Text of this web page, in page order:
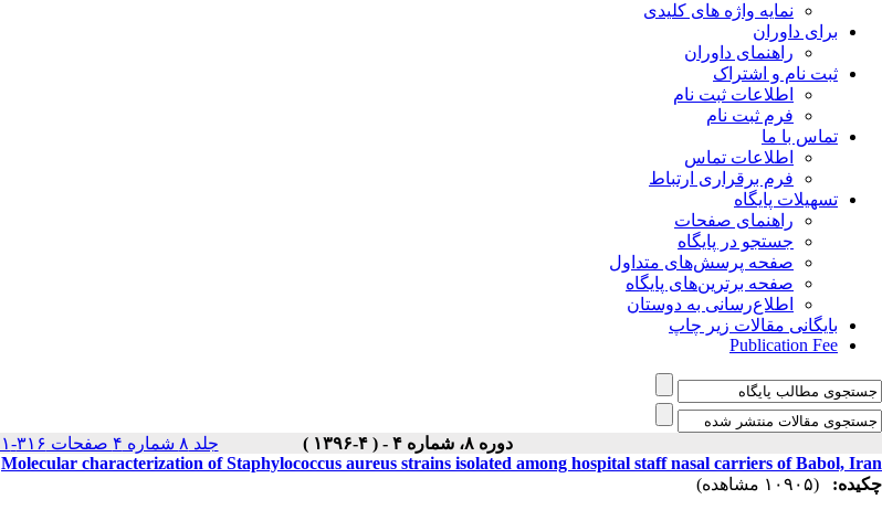
نمایه واژه های کلیدی
برای داوران
راهنمای داوران
ثبت نام و اشتراک
اطلاعات ثبت نام
فرم ثبت نام
تماس با ما
اطلاعات تماس
فرم برقراری ارتباط
تسهیلات پایگاه
راهنمای صفحات
جستجو در پایگاه
صفحه پرسش‌های متداول
صفحه برترین‌های پایگاه
اطلاع‌رسانی به دوستان
بایگانی مقالات زیر چاپ
Publication Fee
دوره ۸، شماره ۴ - ( ۴-۱۳۹۶ ) جلد ۸ شماره ۴ صفحات ۳۱۶-۳۱۱
Molecular characterization of Staphylococcus aureus strains isolated among hospital staff nasal carriers of Babol, Iran
چکیده:
(۱۰۹۰۵ مشاهده)